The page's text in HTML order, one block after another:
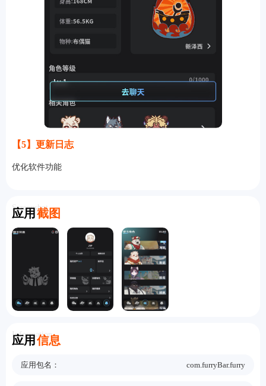
【5】更新日志
优化软件功能
应用 截图
Screenshot
应用 信息
Information
应用包名： com.furryBar.furry